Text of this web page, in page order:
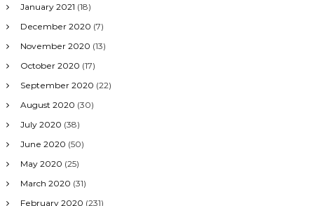
January 2021 (18)
December 2020 (7)
November 2020 (13)
October 2020 (17)
September 2020 (22)
August 2020 (30)
July 2020 (38)
June 2020 (50)
May 2020 (25)
March 2020 (31)
February 2020 (231)